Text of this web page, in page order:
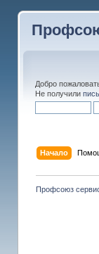
Добро
Не получили
Начало
Профсоюз